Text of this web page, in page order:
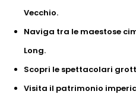
Vecchio.
Naviga tra le maestose
Long.
Scopri le spettacolari
Visita il patrimonio